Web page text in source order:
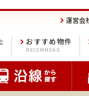
運営会
おすすめ物件
RECOMMEND